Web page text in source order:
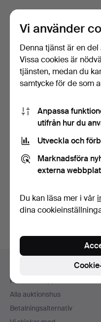
Här är föremål
matchar din
Visa alla föremål
STOL, allmoge,
troligtvis 1800-tal.
32 USD
Sidfotsnavigation
Kontakta support
Alla auktionshus
Betalningsalternativ
Vi använder
Denna tjänst är en
Vissa cookies är
tjänsten, medan du
samtycke för de som
Anpassa
utifrån hur du
Utveckla och
Marknadsföra
externa
Du kan läsa mer i vår
dina